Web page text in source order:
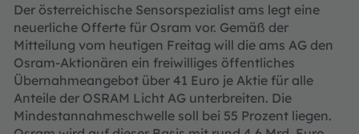
Der österreichische Sensorspezialist ams legt eine
neuerliche Offerte für Osram vor. Gemäß der
Mitteilung vom heutigen Freitag will die ams AG den
Osram-Aktionären ein freiwilliges öffentliches
Übernahmeangebot über 41 Euro je Aktie für alle
Anteile der OSRAM Licht AG unterbreiten. Die
Mindestannahmeschwelle soll bei 55 Prozent liegen.